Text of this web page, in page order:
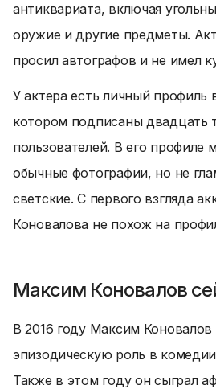
антиквариата, включая
оружие и другие предметы.
просил автографов и не имел
У актера есть личный профиль
котором подписаны двадцать
пользователей. В его профиле
обычные фотографии, но не
светские. С первого взгляда
Коновалова не похож на
Максим Коновалов
В 2016 году Максим Коновалов
эпизодическую роль в
Также в этом году он сыграл